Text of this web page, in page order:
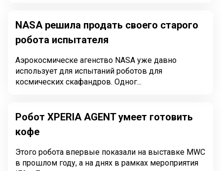
NASA решила продать своего старого
робота испытателя
Аэрокосмическе агенство NASA уже давно
использует для испытаний роботов для
космических скафандров. Одног...
Робот XPERIA AGENT умеет готовить
кофе
Этого робота впервые показали на выставке MWC
в прошлом году, а на днях в рамках мероприятия